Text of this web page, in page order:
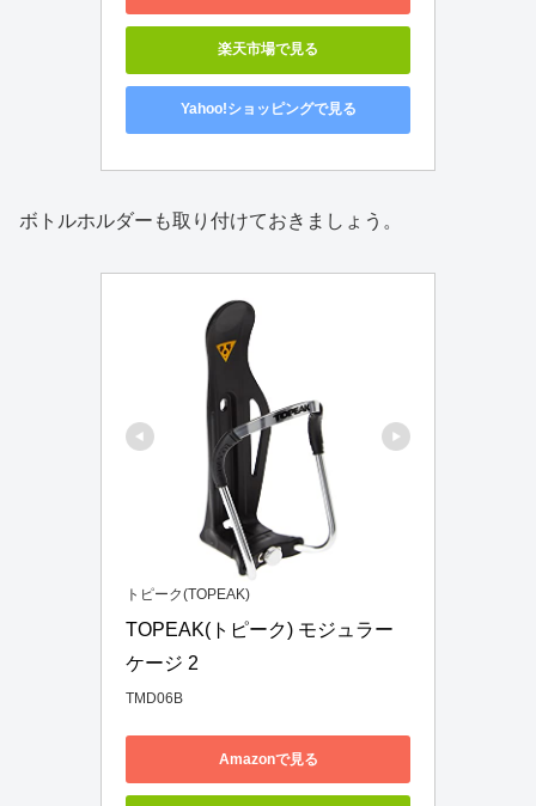
楽天市場で見る
Yahoo!ショッピングで見る
ボトルホルダーも取り付けておきましょう。
トピーク(TOPEAK)
TOPEAK(トピーク) モジュラー
ケージ 2
TMD06B
Amazonで見る